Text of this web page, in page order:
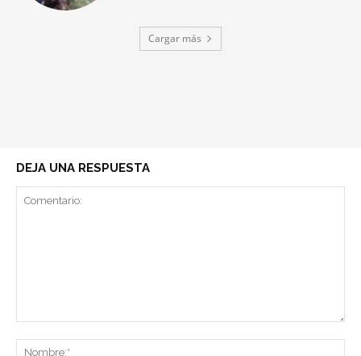
Cargar más
DEJA UNA RESPUESTA